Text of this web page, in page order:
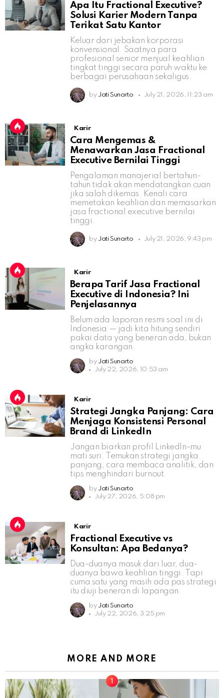
Apa Itu Fractional Executive?
Solusi Karier Modern Tanpa
Terikat Satu Kantor
Keluar dari jebakan korporasi
konvensional. Saatnya para
profesional senior menjual keahlian
tingkat tinggi secara paruh waktu ke
berbagai perusahaan sekaligus.
by Jati Sunarto July 21, 2026, 11:23 am
Karir
Cara Mengemas &
Menawarkan Jasa Fractional
Executive Bernilai Tinggi
Pengalaman manajerial bertahun-
tahun tidak akan mendatangkan cuan
jika salah dikemas. Kenali cara
memetakan keahlian dan memasarkan
jasa fractional executive bernilai
tinggi.
by Jati Sunarto July 21, 2026, 9:43 pm
Karir
Berapa Tarif Jasa Fractional
Executive di Indonesia? Ini
Penjelasannya
Belum ada laporan resmi soal ini di
Indonesia — jadi kita hitung sendiri
pakai data yang beneran ada, bukan
angka karangan.
by Jati Sunarto
July 22, 2026, 10:53 am
Karir
Strategi Jangka Panjang: Cara
Menjaga Konsistensi Personal
Brand di LinkedIn
Jangan biarkan profil LinkedIn-mu
mati suri. Temukan strategi jangka
panjang, cara membaca analitik, dan
tips menghindari burnout.
by Jati Sunarto
July 27, 2026, 5:08 pm
Karir
Fractional Executive vs
Konsultan: Apa Bedanya?
Dua-duanya masuk dari luar, dua-
duanya bawa keahlian tinggi. Tapi
cuma satu yang masih ada pas strategi
itu diuji beneran di lapangan.
by Jati Sunarto
July 22, 2026, 3:25 pm
MORE AND MORE